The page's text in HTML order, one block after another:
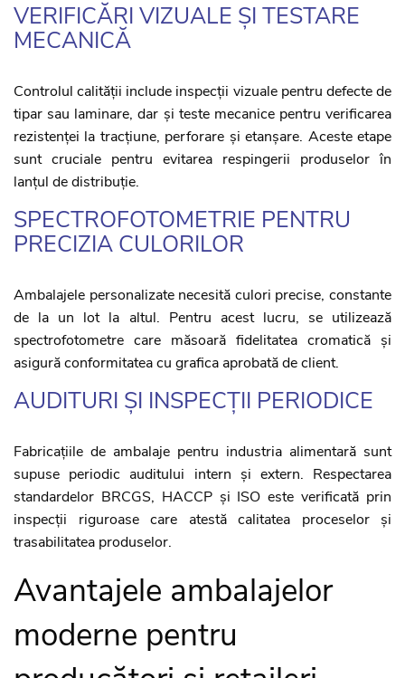
VERIFICĂRI VIZUALE ȘI TESTARE
MECANICĂ
Controlul calității include inspecții vizuale pentru defecte de
tipar sau laminare, dar și teste mecanice pentru verificarea
rezistenței la tracțiune, perforare și etanșare. Aceste etape
sunt cruciale pentru evitarea respingerii produselor în
lanțul de distribuție.
SPECTROFOTOMETRIE PENTRU
PRECIZIA CULORILOR
Ambalajele personalizate necesită culori precise, constante
de la un lot la altul. Pentru acest lucru, se utilizează
spectrofotometre care măsoară fidelitatea cromatică și
asigură conformitatea cu grafica aprobată de client.
AUDITURI ȘI INSPECȚII PERIODICE
Fabricațiile de ambalaje pentru industria alimentară sunt
supuse periodic auditului intern și extern. Respectarea
standardelor BRCGS, HACCP și ISO este verificată prin
inspecții riguroase care atestă calitatea proceselor și
trasabilitatea produselor.
Avantajele ambalajelor
moderne pentru